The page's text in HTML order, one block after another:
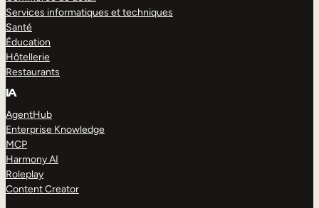
Services informatiques et techniques
Santé
Éducation
Hôtellerie
Restaurants
IA
AgentHub
Enterprise Knowledge
MCP
Harmony AI
Roleplay
Content Creator